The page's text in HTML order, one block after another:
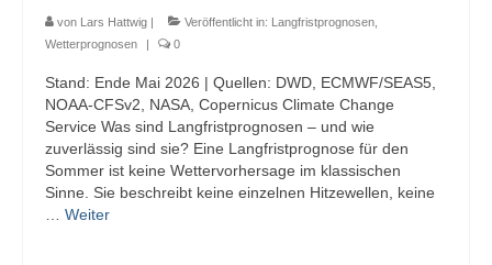
Datenschutz
Impressum
von Lars Hattwig | Veröffentlicht in: Langfristprognosen
Wetterprognosen
| 0
Stand: Ende Mai 2026 | Quellen: DWD, ECMWF/SEAS5,
NOAA-CFSv2, NASA, Copernicus Climate Change
Service Was sind Langfristprognosen – und wie
zuverlässig sind sie? Eine Langfristprognose für den
Sommer ist keine Wettervorhersage im klassischen
Sinne. Sie beschreibt keine einzelnen Hitzewellen, keine
Weiter